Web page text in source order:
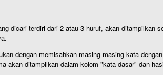
dicari terdiri dari 2 atau 3 huruf, akan
dengan memisahkan masing-masing kata
akan ditampilkan dalam kolom "kata dasar" dan